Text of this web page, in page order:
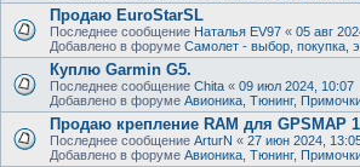
Продаю EuroStarSL
Последнее сообщение Наталья EV97 « 05 авг
Добавлено в форуме Самолет - выбор, покупка,
Куплю Garmin G5.
Последнее сообщение Chita « 09 июл 2024, 10:07
Добавлено в форуме Авионика, Тюнинг,
Продаю крепление RAM для GPSMAP
Последнее сообщение ArturN « 27 июн 2024,
Добавлено в форуме Авионика, Тюнинг,